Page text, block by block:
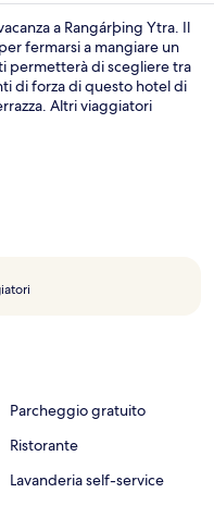
a Rangárþing Ytra. Il
fermarsi a mangiare un
permetterà di scegliere tra
di forza di questo hotel di
Altri viaggiatori
a
u
Parcheggio gratuito
Ristorante
Lavanderia self-service